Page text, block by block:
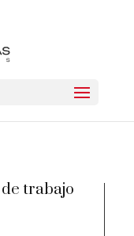
trabajo